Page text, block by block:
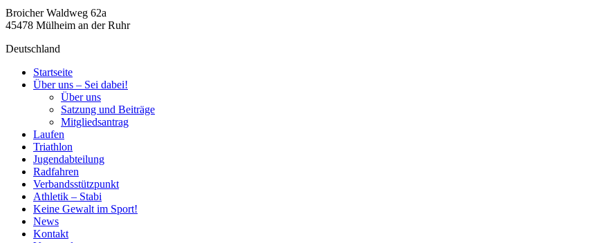
Broicher Waldweg 62a
45478 Mülheim an der Ruhr
Deutschland
Startseite
Über uns – Sei dabei!
Über uns
Satzung und Beiträge
Mitgliedsantrag
Laufen
Triathlon
Jugendabteilung
Radfahren
Verbandsstützpunkt
Athletik – Stabi
Keine Gewalt im Sport!
News
Kontakt